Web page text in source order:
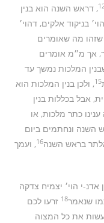
, דראש השנה הוא בנין
בניקוד אלקים, דהוי׳
שזהו מה שאומרים
אך מ״מ אומרים
המלכות נמשך עד
15, ולכן בנין המלכות הוא
אבל בכללות בנין
כתר מלכות, או
השנה ונחתמים ביום
בראש השנה16, ועמך
י הוי׳ יצמיח צדקה
שנאמר18 זרעו לכם
את כל המצוה